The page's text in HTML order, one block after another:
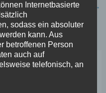
Nächster Beitrag →
Internetbasierte
sodass ein absoluter
kann. Aus
betroffenen Person
auch auf
telefonisch, an